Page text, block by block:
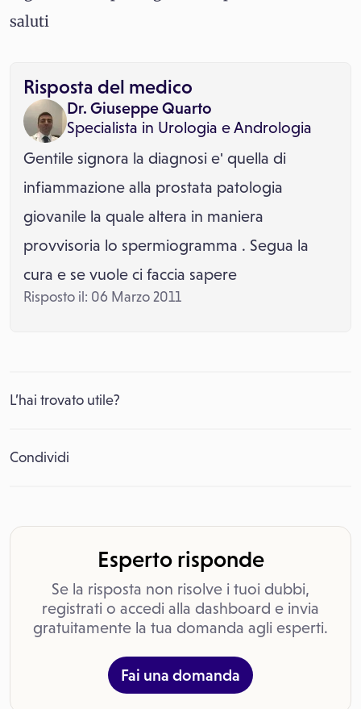
saluti
Risposta del medico
Dr. Giuseppe Quarto
Specialista in Urologia eAndrologia
Gentile signora la diagnosi e' quella di
infiammazione alla prostata patologia
giovanile la quale altera in maniera
provvisoria lo spermiogramma . Segua la
cura e se vuole ci faccia sapere
Risposto il: 06 Marzo 2011
L’hai trovato utile?
Condividi
Esperto risponde
Se la risposta non risolve i tuoi dubbi,
registrati o accedi alla dashboard e invia
gratuitamente la tua domanda agli esperti.
Fai una domanda